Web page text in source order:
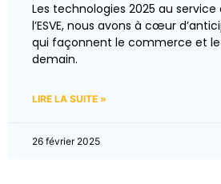
Les technologies 2025 au
l’ESVE, nous avons à cœur
qui façonnent le commerce et
demain.
LIRE LA SUITE »
26 février 2025